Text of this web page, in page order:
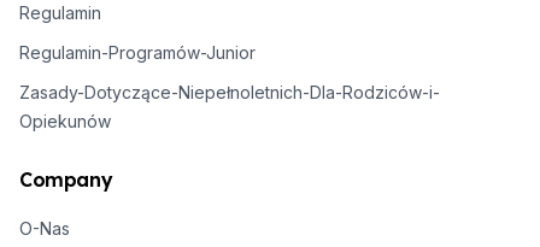
Regulamin
Regulamin-Programów-Junior
Zasady-Dotyczące-Niepełnoletnich-Dla-Rodziców-i-
Opiekunów
Company
O-Nas